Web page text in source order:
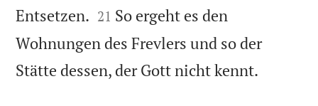
Entsetzen. 

21 So ergeht es den
Wohnungen des Frevlers und so der
Stätte dessen, der Gott nicht kennt.